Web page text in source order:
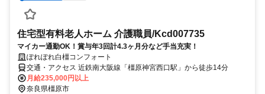
住宅型有料老人ホーム 介護職員/Kcd007735
マイカー通勤OK！賞与年3回計4.3ヶ月分など手当充実！
ぽれぽれ白橿コンフォート
交通・アクセス 近鉄南大阪線「橿原神宮西口駅」から徒歩14分
月給235,000円以上
奈良県橿原市